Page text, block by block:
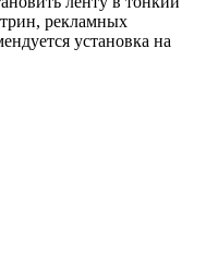
рекламных
установка на